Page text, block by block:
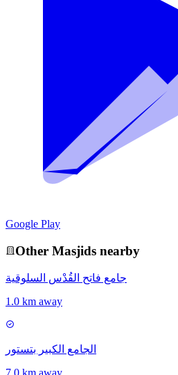
Google Play
Other Masjids nearby
جامع فاتح القُدْس السلوقية
1.0 km away
الجامع الكبير بتستور